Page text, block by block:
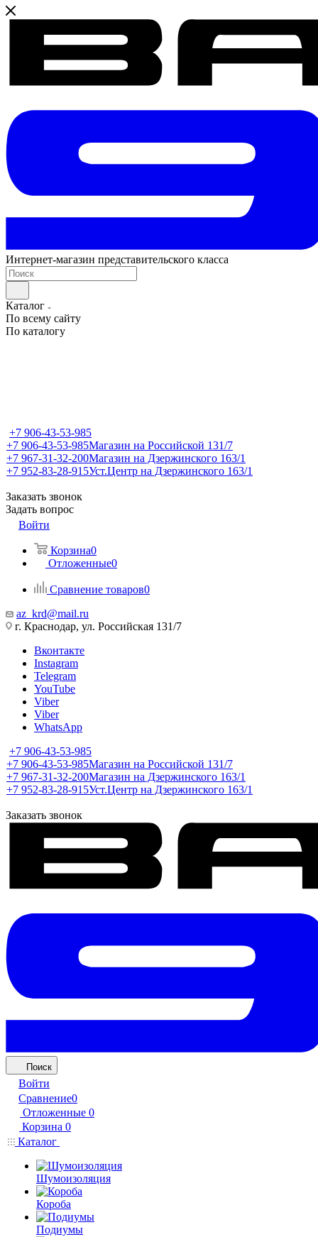
Интернет-магазин представительского класса
Каталог
По всему сайту
По каталогу
+7 906-43-53-985
+7 906-43-53-985Магазин на Российской 131/7
+7 967-31-32-200Магазин на Дзержинского 163/1
+7 952-83-28-915Уст.Центр на Дзержинского 163/1
Заказать звонок
Задать вопрос
Войти
Корзина0
Отложенные0
Сравнение товаров0
az_krd@mail.ru
г. Краснодар, ул. Российская 131/7
Вконтакте
Instagram
Telegram
YouTube
Viber
Viber
WhatsApp
+7 906-43-53-985
+7 906-43-53-985Магазин на Российской 131/7
+7 967-31-32-200Магазин на Дзержинского 163/1
+7 952-83-28-915Уст.Центр на Дзержинского 163/1
Заказать звонок
Поиск
Войти
Сравнение0
Отложенные 0
Корзина 0
Каталог
Шумоизоляция
Короба
Подиумы